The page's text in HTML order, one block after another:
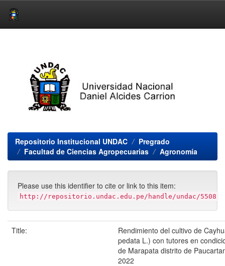
Repositorio Institucional UNDAC
Pregrado
Facultad de Ciencias Agropecuarias
Agronomía
Please use this identifier to cite or link to this item:
http://repositorio.undac.edu.pe/handle/undac/5508
Title:
Rendimiento del cultivo de
pedata L.) con tutores en
de Marapata distrito de
2022